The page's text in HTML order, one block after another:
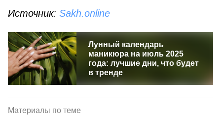
Источник: Sakh.online
Лунный календарь
маникюра на июль 2025
года: лучшие дни, что будет
в тренде
Материалы по теме